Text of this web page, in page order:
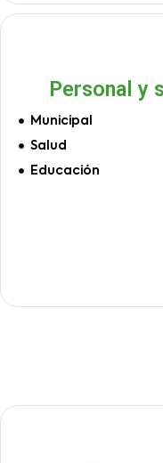
Personal y
Municipal
Salud
Educación